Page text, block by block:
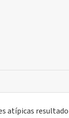
atípicas resultado